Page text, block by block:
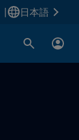
日本語